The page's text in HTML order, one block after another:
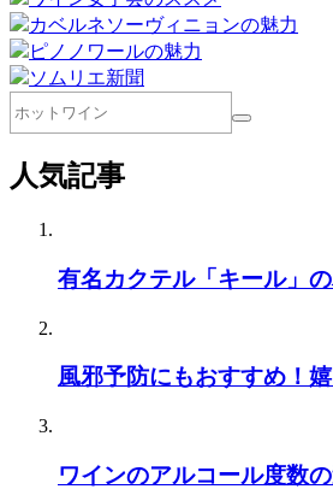
カベルネソーヴィニョンの魅力
ピノノワールの魅力
ソムリエ新聞
人気記事
有名カクテル「キール」
風邪予防にもおすすめ！
ワインのアルコール度数